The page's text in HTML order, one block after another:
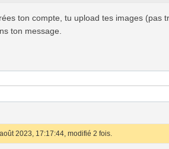
ton compte, tu upload tes images
ton message.
2023, 17:17:44, modifié 2 fois.